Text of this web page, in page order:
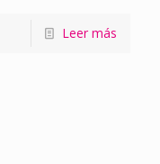
Leer más